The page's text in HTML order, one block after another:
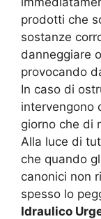
prodotti che
sostanze
danneggiare
provocando
In caso di
intervengono
giorno che di
Alla luce di
che quando
canonici non
spesso lo
Idraulico